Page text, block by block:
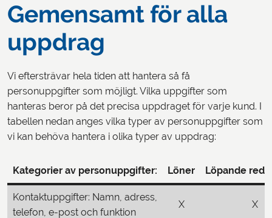
Gemensamt för alla
uppdrag
Vi eftersträvar hela tiden att hantera så få
personuppgifter som möjligt. Vilka uppgifter som
hanteras beror på det precisa uppdraget för varje kund. I
tabellen nedan anges vilka typer av personuppgifter som
vi kan behöva hantera i olika typer av uppdrag:
Kategorier av personuppgifter: Löner Löpande
Kontaktuppgifter: Namn, adress,
telefon, e-post och funktion
X X